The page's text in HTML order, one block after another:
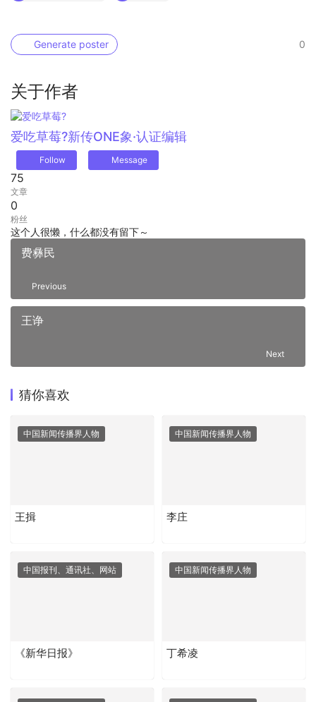
0
Generate poster
关于作者
爱吃草莓?新传ONE象·认证编辑
Follow Message
75
文章
0
粉丝
这个人很懒，什么都没有留下～
费彝民
Previous
王诤
Next
猜你喜欢
中国新闻传播界人物
王揖
中国新闻传播界人物
李庄
中国报刊、通讯社、网站
《新华日报》
中国新闻传播界人物
丁希凌